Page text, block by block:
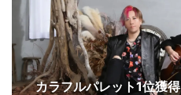
カラフルパレット1位獲得